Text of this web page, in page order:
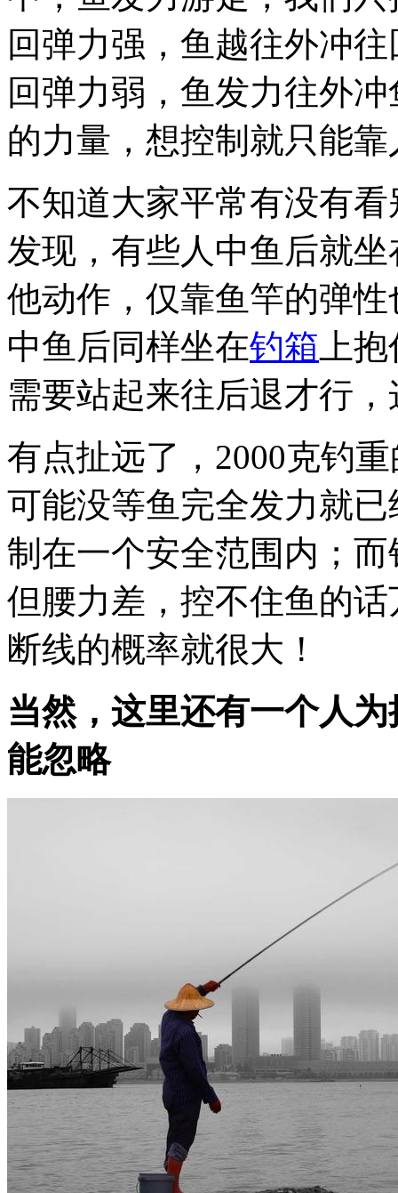
回弹力强，鱼越往外冲
回弹力弱，鱼发力往外
的力量，想控制就只能
不知道大家平常有没有
发现，有些人中鱼后就坐
他动作，仅靠鱼竿的弹
中鱼后同样坐在钓箱 上
需要站起来往后退才行
有点扯远了，2000克钓
可能没等鱼完全发力就
制在一个安全范围内；
但腰力差，控不住鱼的
断线的概率就很大！
当然，这里还有一个人
能忽略